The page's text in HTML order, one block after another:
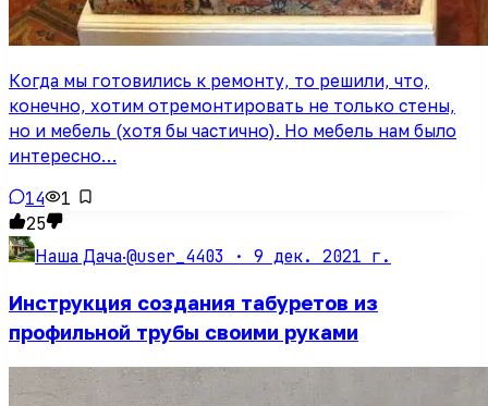
Когда мы готовились к ремонту, то решили, что,
конечно, хотим отремонтировать не только стены,
но и мебель (хотя бы частично). Но мебель нам было
интересно…
14
1
25
Наша Дача·@user_4403 · 9 дек. 2021 г.
Инструкция создания табуретов из
профильной трубы своими руками